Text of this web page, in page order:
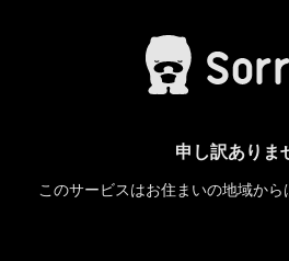
申し訳ありま
このサービスはお住まいの地域から